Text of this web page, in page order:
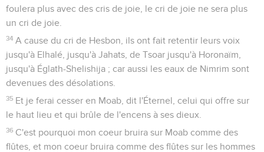
foulera plus avec des cris de joie, le cri de joie ne sera plus
un cri de joie.
34 A cause du cri de Hesbon, ils ont fait retentir leurs voix
jusqu'à Elhalé, jusqu'à Jahats, de Tsoar jusqu'à Horonaïm,
jusqu'à Églath-Shelishija ; car aussi les eaux de Nimrim sont
devenues des désolations.
35 Et je ferai cesser en Moab, dit l'Éternel, celui qui offre sur
le haut lieu et qui brûle de l'encens à ses dieux.
36 C'est pourquoi mon coeur bruira sur Moab comme des
flûtes, et mon coeur bruira comme des flûtes sur les hommes